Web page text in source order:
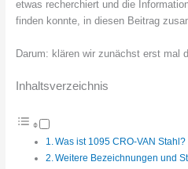
etwas recherchiert und die
finden konnte, in diesen Beitrag
Darum: klären wir zunächst erst mal
Inhaltsverzeichnis
Was ist 1095 CRO-VAN Stahl?
Weitere Bezeichnungen und